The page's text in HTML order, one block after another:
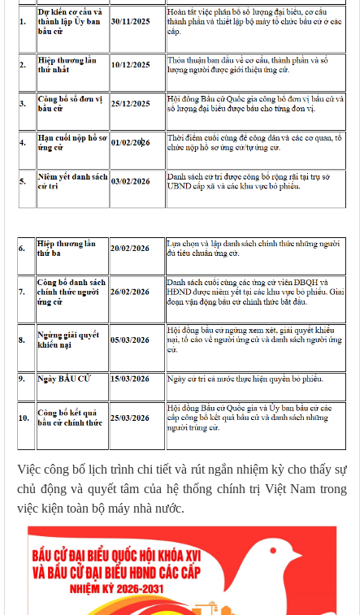
Việc công bố lịch trình chi tiết và rút ngắn nhiệm kỳ cho thấy sự
chủ động và quyết tâm của hệ thống chính trị Việt Nam trong
việc kiện toàn bộ máy nhà nước.